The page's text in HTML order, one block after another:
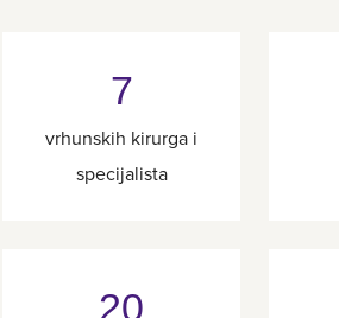
7
vrhunskih kirurga i
specijalista
20